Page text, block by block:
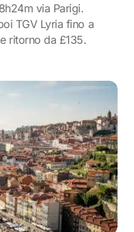
via Parigi.
TGV Lyria fino a
ritorno da £135.